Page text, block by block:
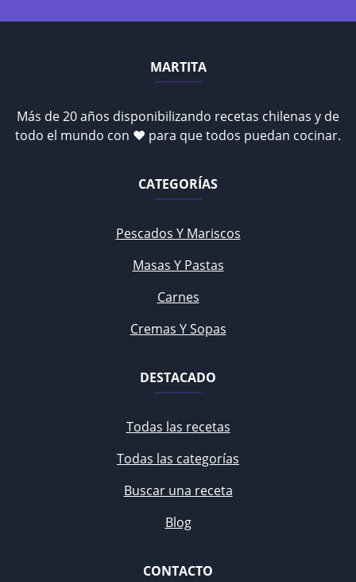
MARTITA
Más de 20 años disponibilizando recetas chilenas y de
todo el mundo con ♥ para que todos puedan cocinar.
CATEGORÍAS
Pescados Y Mariscos
Masas Y Pastas
Carnes
Cremas Y Sopas
DESTACADO
Todas las recetas
Todas las categorías
Buscar una receta
Blog
CONTACTO